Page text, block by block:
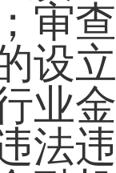
审
设
业
法